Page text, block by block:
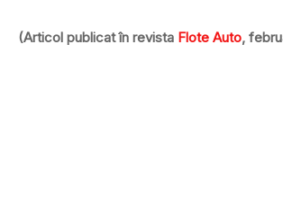
(Articol publicat în revista Flote Auto,